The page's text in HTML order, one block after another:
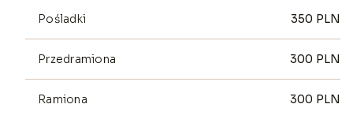
Pośladki 350 PLN
Przedramiona 300 PLN
Ramiona 300 PLN